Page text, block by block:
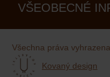
VŠEOBECNÉ
Všechna práva
Kovaný design